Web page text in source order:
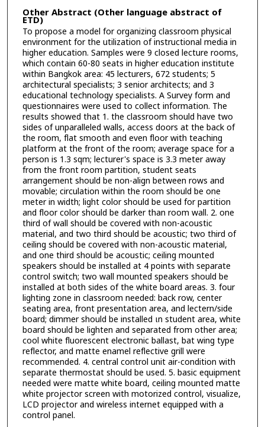
Other Abstract (Other language abstract of
ETD)
To propose a model for organizing classroom physical
environment for the utilization of instructional media in
higher education. Samples were 9 closed lecture rooms,
which contain 60-80 seats in higher education institute
within Bangkok area: 45 lecturers, 672 students; 5
architectural specialists; 3 senior architects; and 3
educational technology specialists. A Survey form and
questionnaires were used to collect information. The
results showed that 1. the classroom should have two
sides of unparalleled walls, access doors at the back of
the room, flat smooth and even floor with teaching
platform at the front of the room; average space for a
person is 1.3 sqm; lecturer's space is 3.3 meter away
from the front room partition, student seats
arrangement should be non-align between rows and
movable; circulation within the room should be one
meter in width; light color should be used for partition
and floor color should be darker than room wall. 2. one
third of wall should be covered with non-acoustic
material, and two third should be acoustic; two third of
ceiling should be covered with non-acoustic material,
and one third should be acoustic; ceiling mounted
speakers should be installed at 4 points with separate
control switch; two wall mounted speakers should be
installed at both sides of the white board areas. 3. four
lighting zone in classroom needed: back row, center
seating area, front presentation area, and lectern/side
board; dimmer should be installed เท student area, white
board should be lighten and separated from other area;
cool white fluorescent electronic ballast, bat wing type
reflector, and matte enamel reflective grill were
recommended. 4. central control unit air-condition with
separate thermostat should be used. 5. basic equipment
needed were matte white board, ceiling mounted matte
white projector screen with motorized control, visualize,
LCD projector and wireless internet equipped with a
control panel.